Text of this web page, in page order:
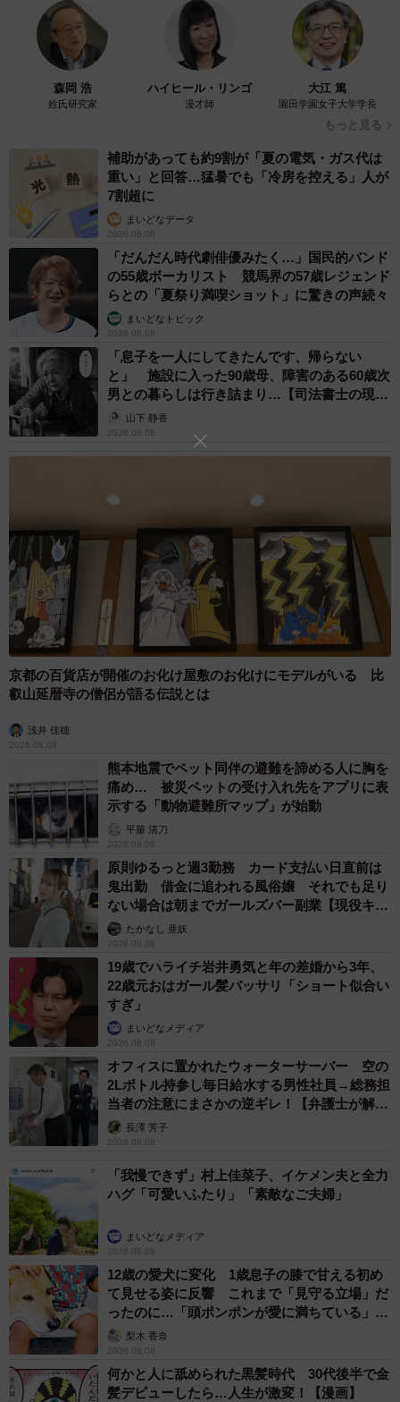
長堀橋の平和を守るために戦う、シルバー戦隊ポールレンジャー
ショーに向けて奮闘するポールレンジャー
シルバー戦隊ポールレンジャーの指導者でもあるAYAさん
は、「ポールダンスSPOTまんぐーす」というバーのほか、
「ポールダンススタジオまんぐーす」という教室を経営す
る。ワクワク楽しいことが大好きというAYAさん。教室で
の楽しみは生徒の生き生きした表情を見ることだ。
「やっぱり達成感に満ちた人の表情って、本当にステキ」
そんな中から誕生したシルバー戦隊ポールレンジャーの次
のバトルは、3月31日（日）のポールスタジオまんぐーす4
周年発表会。ポールダンスで見られる快感を知った彼らの
進化が楽しみだ。
■ポールダンススタジオまんぐーす、ポールダンスSPOTま
練習中のポールレンジャーとAYAさん
森岡 浩
姓氏研究家
ハイヒール・リンゴ
漫才師
大江 篤
園田学園女子大学学長
もっと見る
補助があっても約9割が「夏の電気・ガス代は
重い」と回答…猛暑でも「冷房を控える」人が
7割超に
まいどなデータ
2026.08.08
「だんだん時代劇俳優みたく…」国民的バンド
の55歳ボーカリスト 競馬界の57歳レジェンド
らとの「夏祭り満喫ショット」に驚きの声続々
まいどなトピック
2026.08.08
「息子を一人にしてきたんです、帰らない
と」 施設に入った90歳母、障害のある60歳次
男との暮らしは行き詰まり…【司法書士の現場
から】山下 静香
2026.08.08
京都の百貨店が開催のお化け屋敷のお化けにモデルがいる 比
叡山延暦寺の僧侶が語る伝説とは
浅井 佳穂
2026.08.08
熊本地震でペット同伴の避難を諦める人に胸を
痛め… 被災ペットの受け入れ先をアプリに表
示する「動物避難所マップ」が始動
平藤 清刀
2026.08.08
原則ゆるっと週3勤務 カード支払い日直前は
鬼出勤 借金に追われる風俗嬢 それでも足り
ない場合は朝までガールズバー副業【現役キャ
ストに取材】
たかなし 亜妖
2026.08.08
19歳でハライチ岩井勇気と年の差婚から3年、
22歳元おはガール髪バッサリ「ショート似合い
すぎ」
まいどなメディア
2026.08.08
オフィスに置かれたウォーターサーバー 空の
2Lボトル持参し毎日給水する男性社員→総務担
当者の注意にまさかの逆ギレ！【弁護士が解
説】長澤 芳子
2026.08.08
「我慢できず」村上佳菜子、イケメン夫と全力
ハグ「可愛いふたり」「素敵なご夫婦」
まいどなメディア
2026.08.08
12歳の愛犬に変化 1歳息子の膝で甘える初め
て見せる姿に反響 これまで「見守る立場」だ
ったのに…「頭ポンポンが愛に満ちている」
「尊…」
梨木 香奈
2026.08.08
何かと人に舐められた黒髪時代 30代後半で金
髪デビューしたら…人生が激変！【漫画】